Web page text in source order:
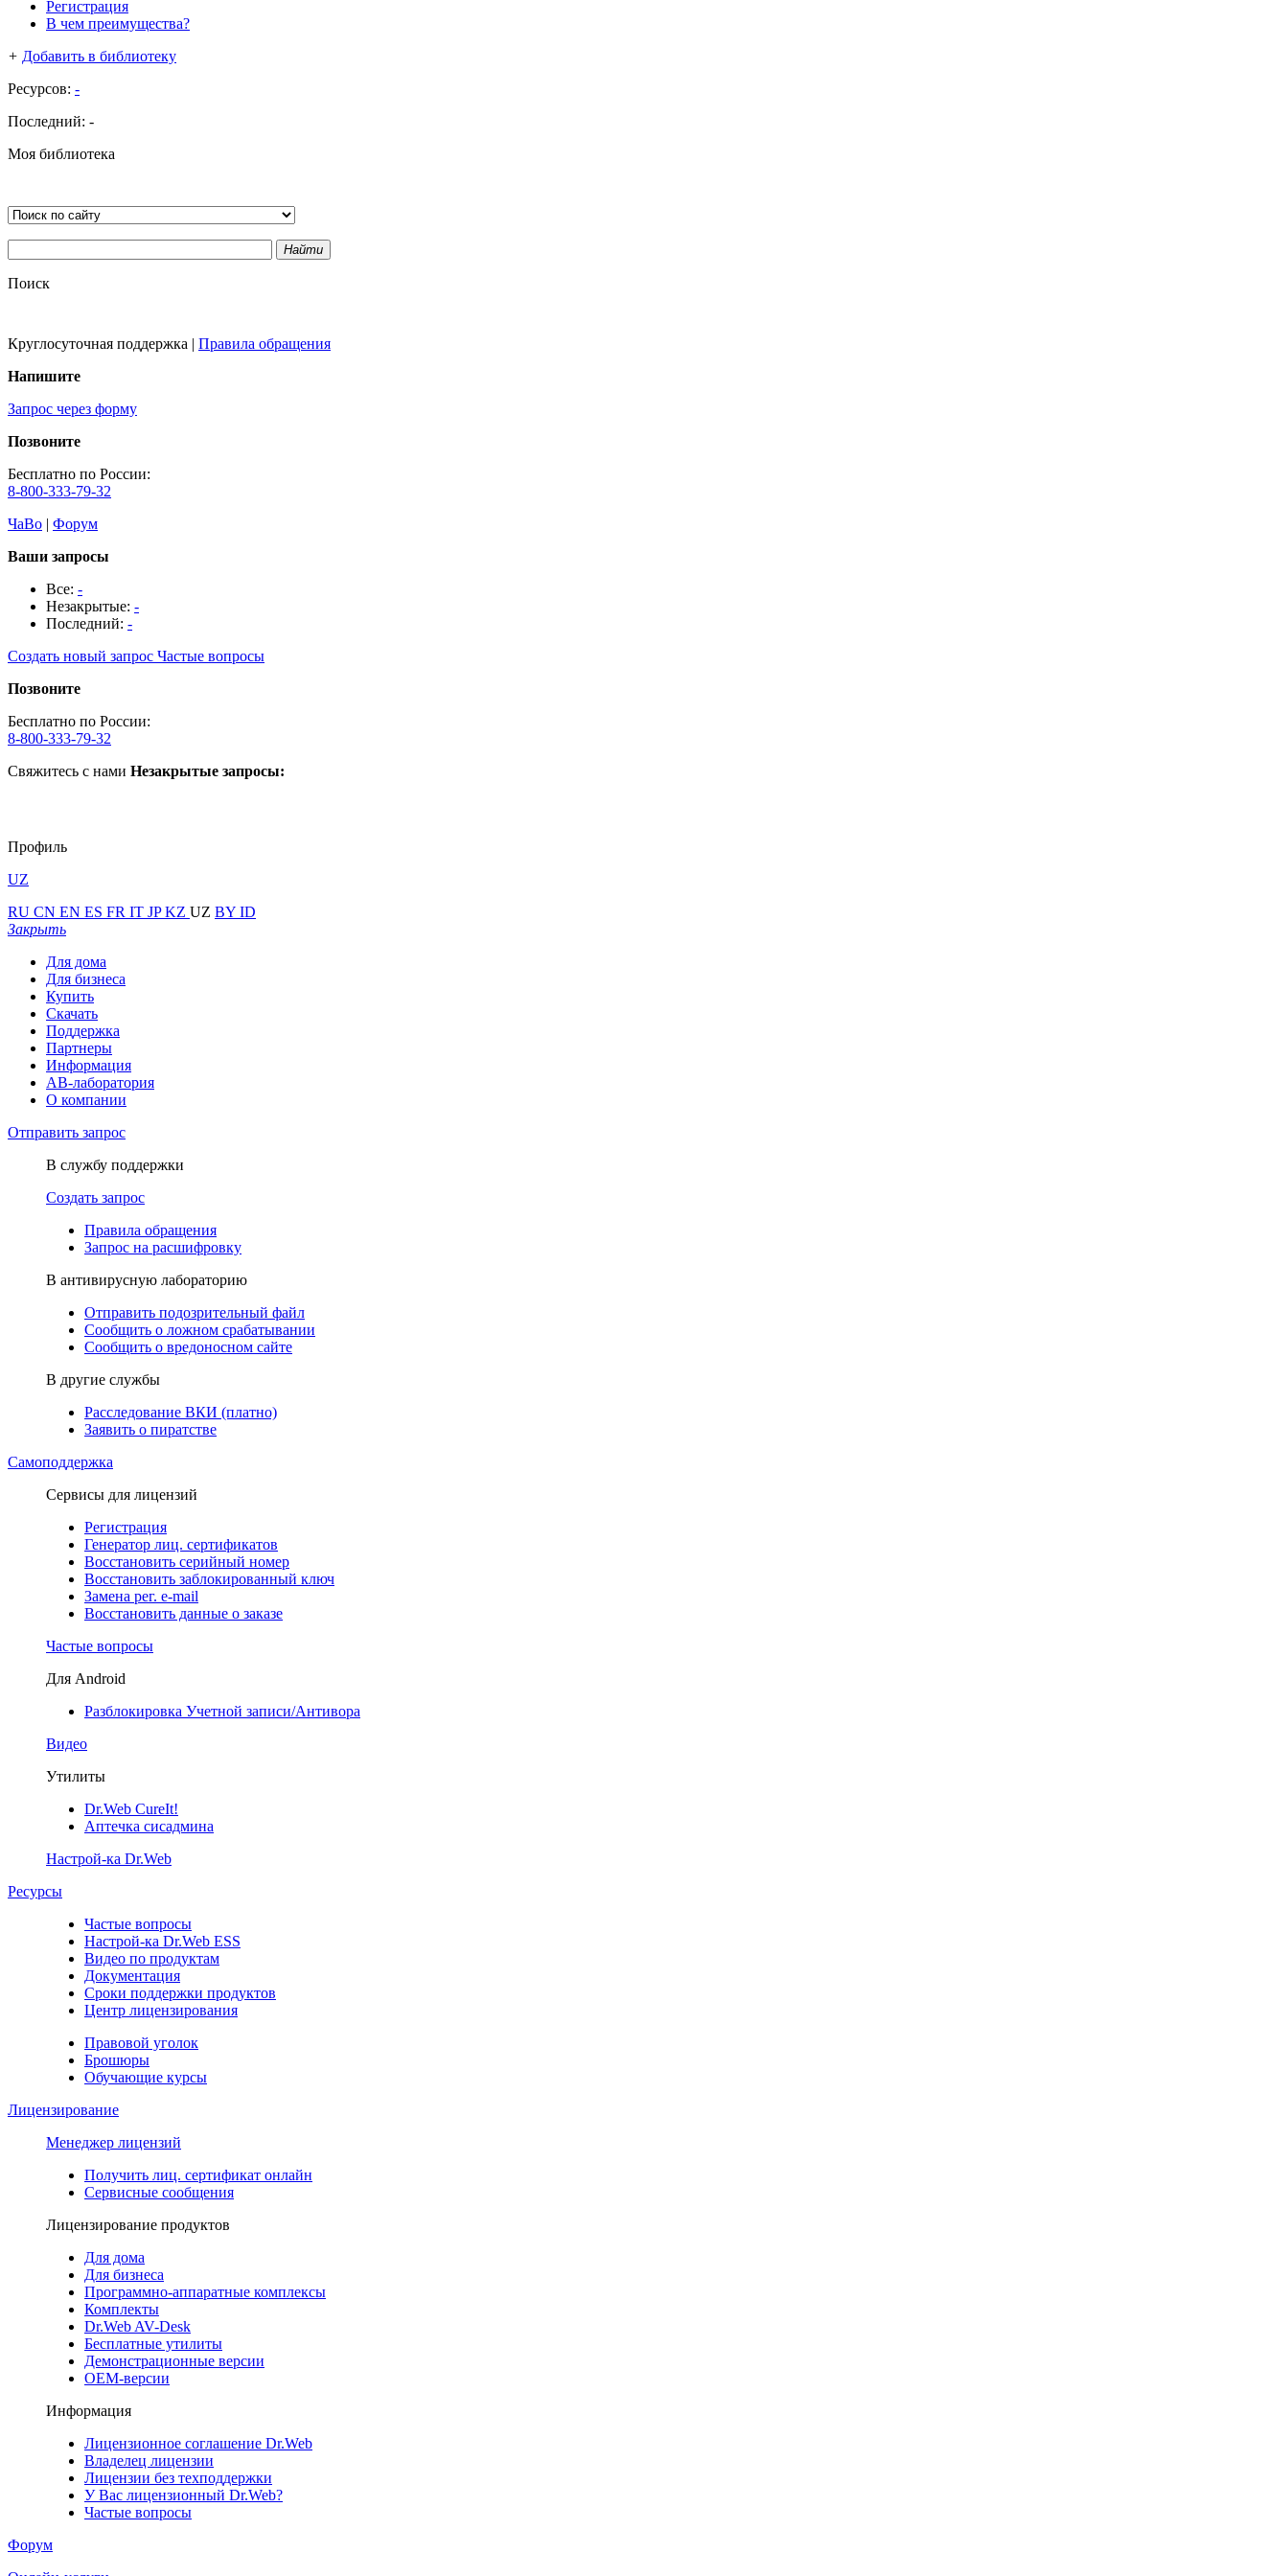
Регистрация
В чем преимущества?
+ Добавить в библиотеку
Ресурсов: -
Последний: -
Моя библиотека
Найти
Поиск
Круглосуточная поддержка | Правила обращения
Напишите
Запрос через форму
Позвоните
Бесплатно по России:
8-800-333-79-32
ЧаВо | Форум
Ваши запросы
Все: -
Незакрытые: -
Последний: -
Создать новый запрос Частые вопросы
Позвоните
Бесплатно по России:
8-800-333-79-32
Свяжитесь с нами Незакрытые запросы:
Профиль
UZ
RU CN EN ES FR IT JPKZ UZ BY ID
Закрыть
Для дома
Для бизнеса
Купить
Скачать
Поддержка
Партнеры
Информация
АВ-лаборатория
О компании
Отправить запрос
В службу поддержки
Создать запрос
Правила обращения
Запрос на расшифровку
В антивирусную лабораторию
Отправить подозрительный файл
Сообщить о ложном срабатывании
Сообщить о вредоносном сайте
В другие службы
Расследование ВКИ (платно)
Заявить о пиратстве
Самоподдержка
Сервисы для лицензий
Регистрация
Генератор лиц. сертификатов
Восстановить серийный номер
Восстановить заблокированный ключ
Замена рег. e-mail
Восстановить данные о заказе
Частые вопросы
Для Android
Разблокировка Учетной записи/Антивора
Видео
Утилиты
Dr.Web CureIt!
Аптечка сисадмина
Настрой-ка Dr.Web
Ресурсы
Частые вопросы
Настрой-ка Dr.Web ESS
Видео по продуктам
Документация
Сроки поддержки продуктов
Центр лицензирования
Правовой уголок
Брошюры
Обучающие курсы
Лицензирование
Менеджер лицензий
Получить лиц. сертификат онлайн
Сервисные сообщения
Лицензирование продуктов
Для дома
Для бизнеса
Программно-аппаратные комплексы
Комплекты
Dr.Web AV-Desk
Бесплатные утилиты
Демонстрационные версии
ОЕМ-версии
Информация
Лицензионное соглашение Dr.Web
Владелец лицензии
Лицензии без техподдержки
У Вас лицензионный Dr.Web?
Частые вопросы
Форум